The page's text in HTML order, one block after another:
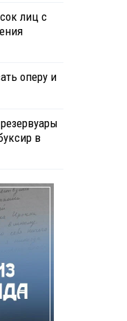
лиц с
оперу и
в